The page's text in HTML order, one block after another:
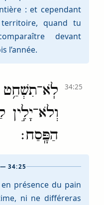
: et cependant
quand tu
devant
l’année.
הַפָּֽסַח׃
34:25
— 34:25
présence du pain
ni ne différeras